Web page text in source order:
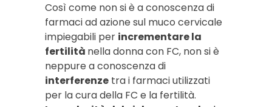
Così come non si è a conoscenza di
farmaci ad azione sul muco cervicale
impiegabili per incrementare la
fertilità nella donna con FC, non si è
neppure a conoscenza di
interferenze tra i farmaci utilizzati
per la cura della FC e la fertilità.